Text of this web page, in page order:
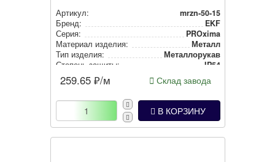
Артикул:
mrzn-50-15
Бренд:
EKF
Серия:
PROxima
Материал изделия:
Металл
Тип изделия:
Метал­ло­ру­кав
Степень защиты:
IP54
259.65 ₽/м Склад завода
В КОРЗИНУ